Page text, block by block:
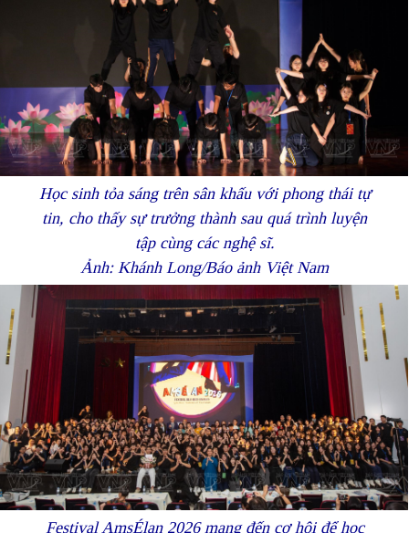
Học sinh tỏa sáng trên sân khấu với phong thái tự
tin, cho thấy sự trưởng thành sau quá trình luyện
tập cùng các nghệ sĩ.
Ảnh: Khánh Long/Báo ảnh Việt Nam
Festival AmsÉlan 2026 mang đến cơ hội để học